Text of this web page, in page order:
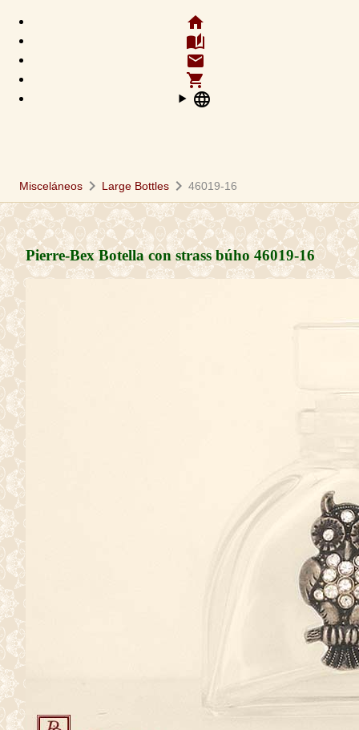
home
auto_stories
email
shopping_cart
language
Misceláneos chevron_right Large Bottles chevron_right 46019-16
Pierre-Bex Botella con strass búho46019-16